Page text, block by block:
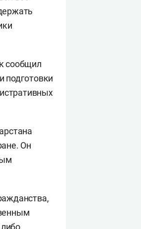
сообщил
подготовки
Он